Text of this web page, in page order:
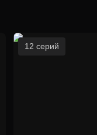
12 серий